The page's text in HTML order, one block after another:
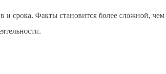
и срока. Факты становится более сложной,